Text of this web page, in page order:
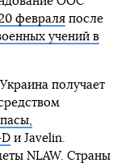
февраляпосле
учений в
получает
и Javelin.
NLAW. Страны